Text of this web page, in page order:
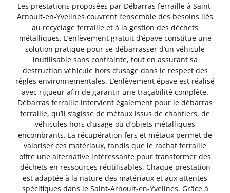
Les prestations proposées par Débarras ferraille à Saint-
Arnoult-en-Yvelines couvrent l’ensemble des besoins liés
au recyclage ferraille et à la gestion des déchets
métalliques. L’enlèvement gratuit d’épave constitue une
solution pratique pour se débarrasser d’un véhicule
inutilisable sans contrainte, tout en assurant sa
destruction véhicule hors d’usage dans le respect des
règles environnementales. L’enlèvement épave est réalisé
avec rigueur afin de garantir une traçabilité complète.
Débarras ferraille intervient également pour le débarras
ferraille, qu’il s’agisse de métaux issus de chantiers, de
véhicules hors d’usage ou d’objets métalliques
encombrants. La récupération fers et métaux permet de
valoriser ces matériaux, tandis que le rachat ferraille
offre une alternative intéressante pour transformer des
déchets en ressources réutilisables. Chaque prestation
est adaptée à la nature des matériaux et aux attentes
spécifiques dans le Saint-Arnoult-en-Yvelines. Grâce à